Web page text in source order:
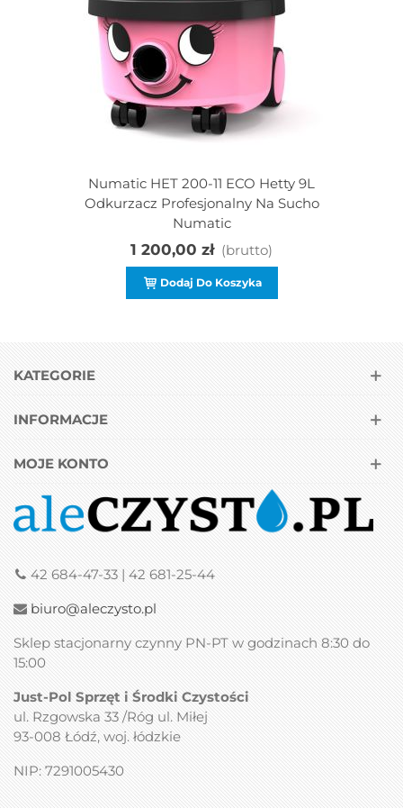
Numatic HET 200-11 ECO Hetty 9L
Odkurzacz Profesjonalny Na Sucho
Numatic
1 200,00 zł (brutto)
Dodaj Do Koszyka
KATEGORIE
INFORMACJE
MOJE KONTO
42 684-47-33 | 42 681-25-44
biuro@aleczysto.pl
Sklep stacjonarny czynny PN-PT w godzinach 8:30 do
15:00
Just-Pol Sprzęt i Środki Czystości
ul. Rzgowska 33 /Róg ul. Miłej
93-008 Łódź, woj. łódzkie
NIP: 7291005430